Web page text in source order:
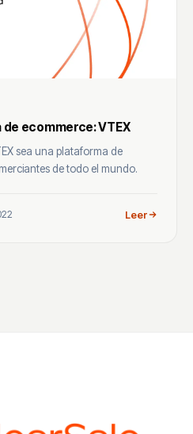
ecommerce: VTEX
sea una plataforma de
de todo el mundo.
Leer